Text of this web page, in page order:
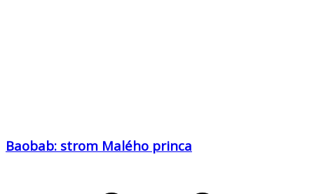
Baobab: strom Malého princa